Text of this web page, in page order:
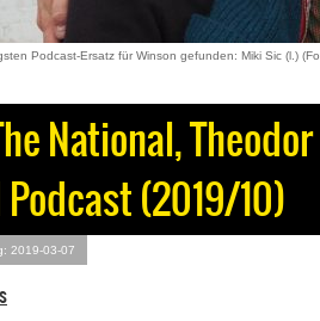
Podcast-Ersatz für Winson gefunden: Miki Sic (l.)
National,
Podcast (2019/10)
2019-03-07